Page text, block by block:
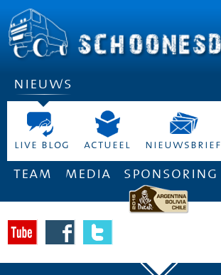
nieuws
live blog actueel nieuwsbrief
team media sponsoring